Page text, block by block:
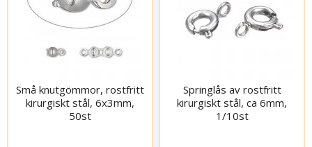
Små knutgömmor, rostfritt
kirurgiskt stål, 6x3mm,
50st
Springlås av rostfritt
kirurgiskt stål, ca 6mm,
1/10st